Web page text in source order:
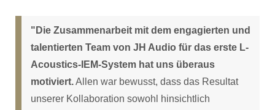
"Die Zusammenarbeit mit dem engagierten und
talentierten Team von JH Audio für das erste L-
Acoustics-IEM-System hat uns überaus
motiviert.Allen war bewusst, dass das Resultat
unserer Kollaboration sowohl hinsichtlich